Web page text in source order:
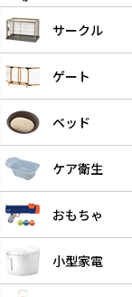
サークル
ゲート
ベッド
ケア衛生
おもちゃ
小型家電